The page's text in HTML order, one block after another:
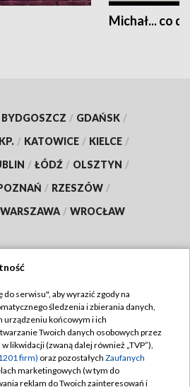
Michał... co
BYDGOSZCZ / GDAŃSK /
/ KATOWICE / KIELCE /
/ ŁÓDŹ / OLSZTYN /
/ RZESZÓW /
WARSZAWA / WROCŁAW
TVP
TVP
prywatności
Moje zgody
serwisu", aby wyrazić zgody na
śledzenia i zbierania danych,
urządzeniu końcowym i ich
Twoich danych osobowych przez
likwidacji (zwaną dalej również „TVP”),
firm) oraz pozostałych Zaufanych
marketingowych (w tym do
reklam do Twoich zainteresowań i